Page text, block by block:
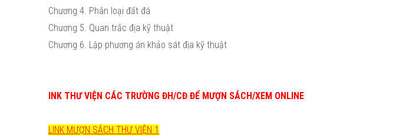
Chương 4. Phân loại đất đá
Chương 5. Quan trắc địa kỹ thuật
Chương 6. Lập phương án khảo sát địa kỹ thuật
INK THƯ VIỆN CÁC TRƯỜNG ĐH/CĐ ĐỂ MƯỢN SÁCH/XEM ONLINE
LINK MƯỢN SÁCH THƯ VIỆN 1